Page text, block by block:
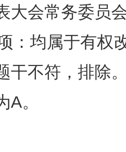
大会常务委员
：均属于有权
干不符，排除
。